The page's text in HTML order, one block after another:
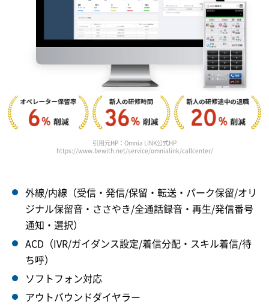
引用元HP：Omnia LINK公式HP
https://www.bewith.net/service/omnialink/callcenter/
外線/内線（受信・発信/保留・転送・パーク保留/オリ
ジナル保留音・ささやき/全通話録音・再生/発信番号
通知・選択）
ACD（IVR/ガイダンス設定/着信分配・スキル着信/待
ち呼）
ソフトフォン対応
アウトバウンドダイヤラー